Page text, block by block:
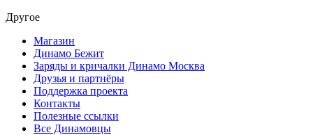
Другое
Магазин
Динамо Бежит
Заряды и кричалки Динамо Москва
Друзья и партнёры
Поддержка проекта
Контакты
Полезные ссылки
Все Динамовцы